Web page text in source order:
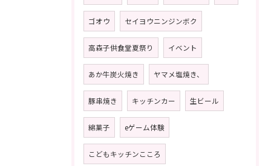
ゴオウ セイヨウニンジンボク
高森子供食堂夏祭り イベント
あか牛炭火焼き ヤマメ塩焼き、
豚串焼き キッチンカー 生ビール
綿菓子 eゲーム体験
こどもキッチンこころ